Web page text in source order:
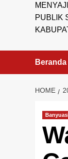
PUBLIK
Beranda
HOME